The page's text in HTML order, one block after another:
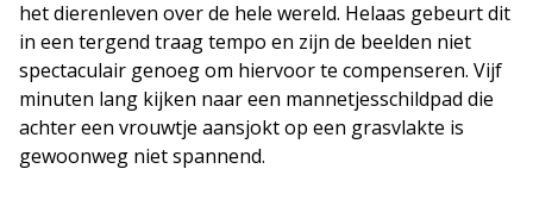
het dierenleven over de hele wereld. Helaas gebeurt dit
in een tergend traag tempo en zijn de beelden niet
spectaculair genoeg om hiervoor te compenseren. Vijf
minuten lang kijken naar een mannetjesschildpad die
achter een vrouwtje aansjokt op een grasvlakte is
gewoonweg niet spannend.